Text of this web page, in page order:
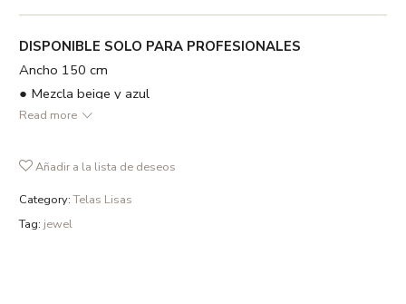
DISPONIBLE SOLO PARA PROFESIONALES
Ancho 150 cm
● Mezcla beige y azul
● 100 % Trevira CS
● 400 gr /m2
permite secado a máquina. Planchar Max 110ºC. No usar
lejía
Read more
Añadir a la lista de deseos
Category:Telas Lisas
Tag:jewel